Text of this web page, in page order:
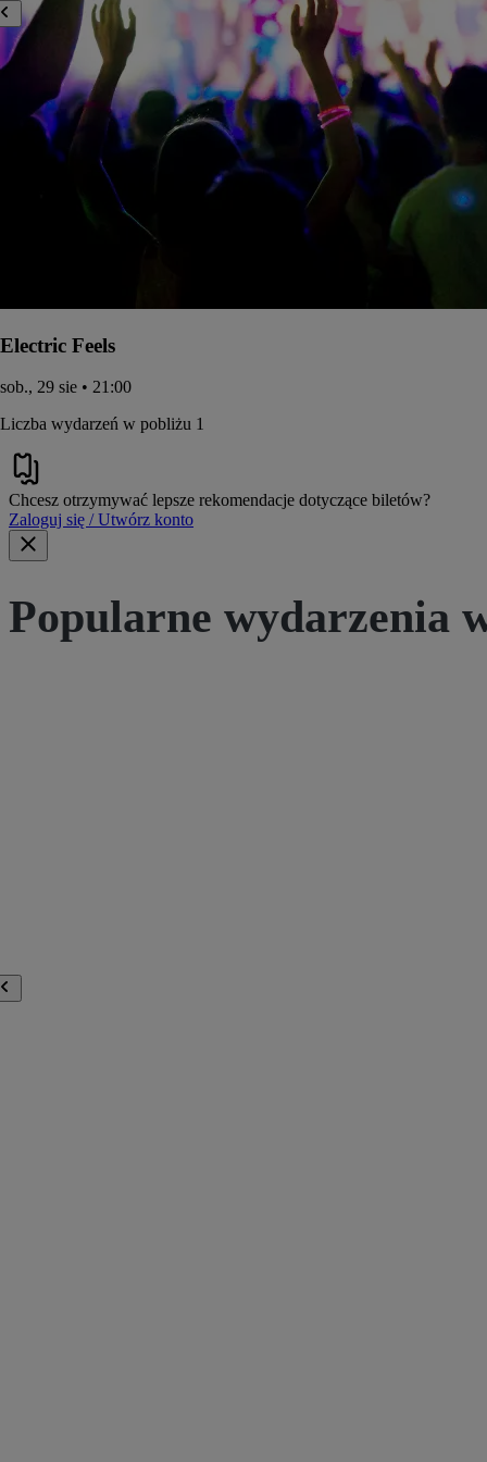
Electric Feels
sob., 29 sie • 21:00
Liczba wydarzeń w pobliżu 1
Chcesz otrzymywać lepsze rekomendacje dotyczące biletów?
Zaloguj się / Utwórz konto
Popularne wydarzenia